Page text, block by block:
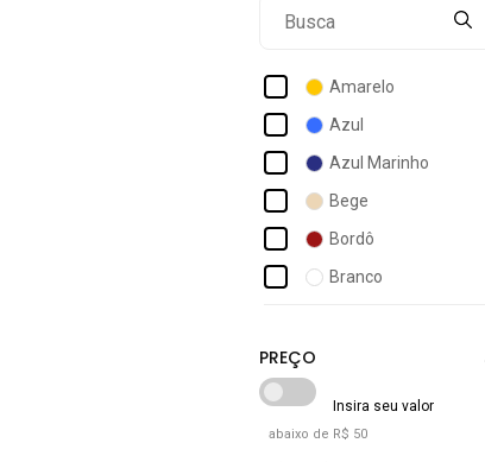
Avec
Consciência
Amarelo
Azul
Azul Marinho
Bege
Bordô
Branco
Cobre
abaixo de R$ 50